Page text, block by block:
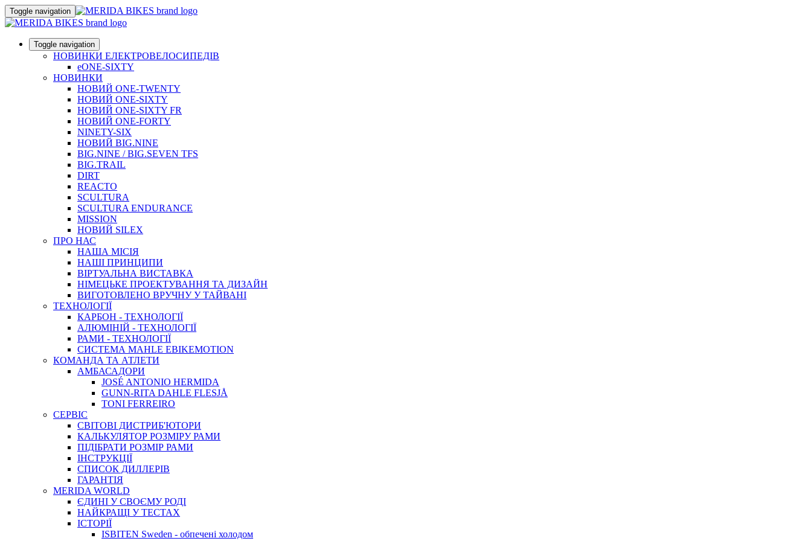
Toggle navigation
Toggle navigation
НОВИНКИ ЕЛЕКТРОВЕЛОСИПЕДІВ
eONE-SIXTY
НОВИНКИ
НОВИЙ ONE-TWENTY
НОВИЙ ONE-SIXTY
НОВИЙ ONE-SIXTY FR
НОВИЙ ONE-FORTY
NINETY-SIX
НОВИЙ BIG.NINE
BIG.NINE / BIG.SEVEN TFS
BIG.TRAIL
DIRT
REACTO
SCULTURA
SCULTURA ENDURANCE
MISSION
НОВИЙ SILEX
ПРО НАС
НАША МICIЯ
НАШI ПРИНЦИПИ
ВIРТУАЛЬНА ВИСТАВКА
НІМЕЦЬКЕ ПРОЕКТУВАННЯ ТА ДИЗАЙН
ВИГОТОВЛЕНО ВРУЧНУ У ТАЙВАНІ
ТЕХНОЛОГІЇ
КАРБОН - ТЕХНОЛОГІЇ
АЛЮМІНІЙ - ТЕХНОЛОГІЇ
РАМИ - ТЕХНОЛОГІЇ
СИСТЕМА MAHLE EBIKEMOTION
КОМАНДА ТА АТЛЕТИ
АМБАСАДОРИ
JOSÉ ANTONIO HERMIDA
GUNN-RITA DAHLE FLESJÅ
TONI FERREIRO
СЕРВІС
СВІТОВІ ДИСТРИБ'ЮТОРИ
КАЛЬКУЛЯТОР РОЗМIРУ РАМИ
ПІДІБРАТИ РОЗМІР РАМИ
IНСТРУКЦIЇ
СПИСОК ДИЛЛЕРІВ
ГАРАНТIЯ
MERIDA WORLD
ЄДИНI У СВОЄМУ РОДI
НАЙКРАЩІ У ТЕСТАХ
ІСТОРІЇ
ISBITEN Sweden - обпечені холодом